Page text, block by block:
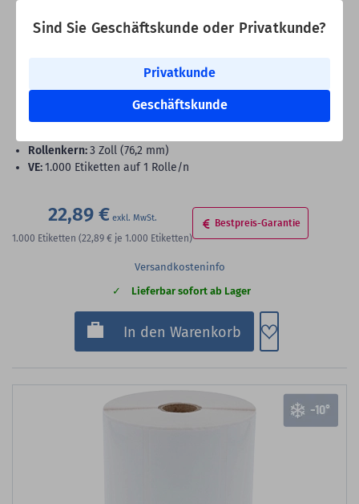
Sind Sie Geschäftskunde oder Privatkunde?
Privatkunde
Geschäftskunde
Rolle/n
Standard- und Industriedrucker
Rollenkern:3 Zoll (76,2 mm)
VE:1.000 Etiketten auf 1 Rolle/n
22,89 €
1.000 Etiketten (22,89 € je 1.000 Etiketten)
Bestpreis-Garantie
Versandkosteninfo
Lieferbar sofort ab Lager
In den Warenkorb Zum